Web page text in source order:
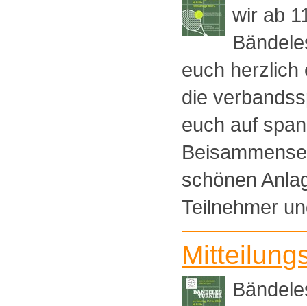
wir ab
euch herzlich
die
euch auf
schönen
Teilnehmer